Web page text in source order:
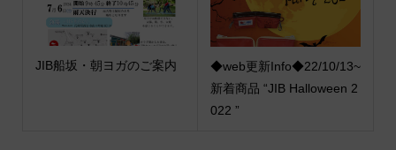
JIB船坂・朝ヨガのご案内
◆web更新Info◆22/10/13~
新着商品 “JIB Halloween 2
022 ”